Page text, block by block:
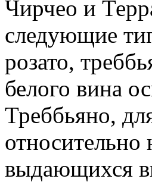
Чирчео и
следующие
розато,
белого вина
Треббьяно,
относительно
выдающихся